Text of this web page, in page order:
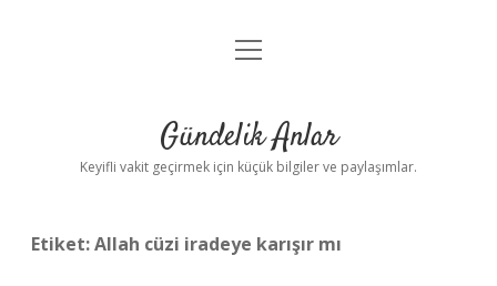
Anasayfa
Yasal Uyarı
menüyü
Gündelik Anlar
Keyifli vakit geçirmek için küçük bilgiler ve paylaşımlar.
Etiket:Allah cüzi iradeye karışır mı